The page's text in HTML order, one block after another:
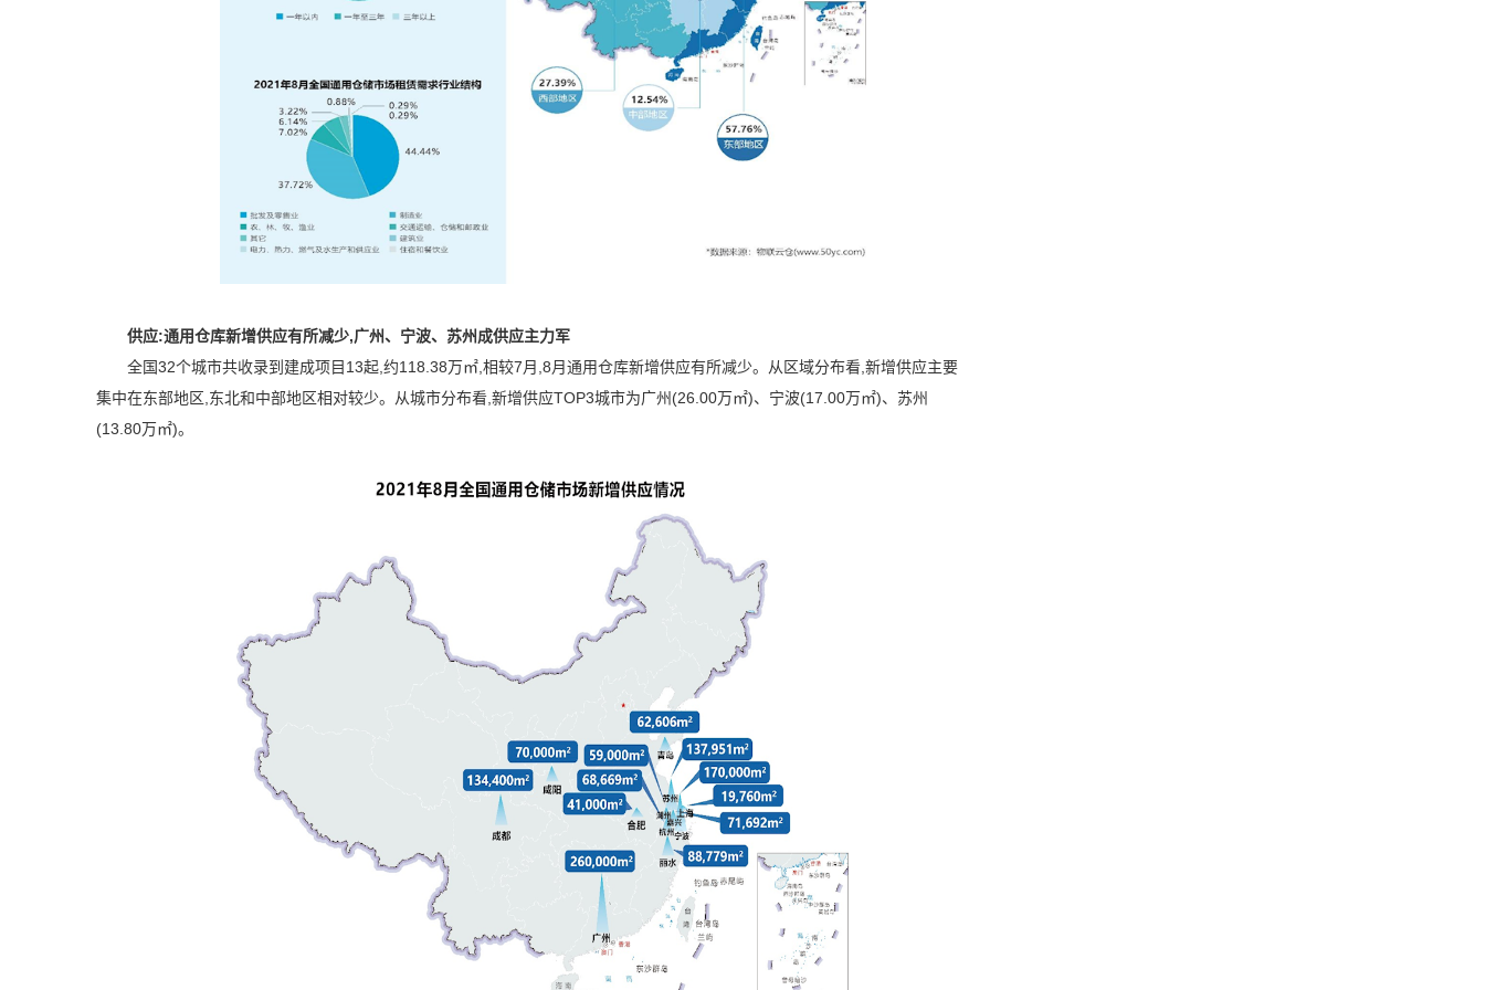
供应:通用仓库新增供应有所减少,广州、宁波、苏州成供应主力军
全国32个城市共收录到建成项目 13起,约118.38万㎡,相较7月, 8月通用仓库新增供应有所减少。从区域分布看,新增供应主要
集中在东部地区,东北和中部地区相对较少。从城市分布看,新增供应TOP3城市为广州(26.00万㎡)、宁波(17.00万㎡)、苏州
(13.80万㎡)。